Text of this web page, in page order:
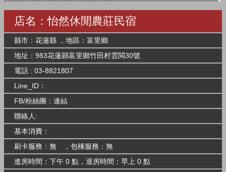
店名：怡然休閒農莊民宿
縣市：花蓮縣 ，地區：富里鄉
地址：983花蓮縣富里鄉竹田村雲閩30號
電話 : 03-8821807
Line_ID：
FB/粉絲團： 連結
聯絡人:
基本消費：
刷卡服務：無 ，包棟服務：無
進房時間：下午 0 點，退房時間：早上 0 點